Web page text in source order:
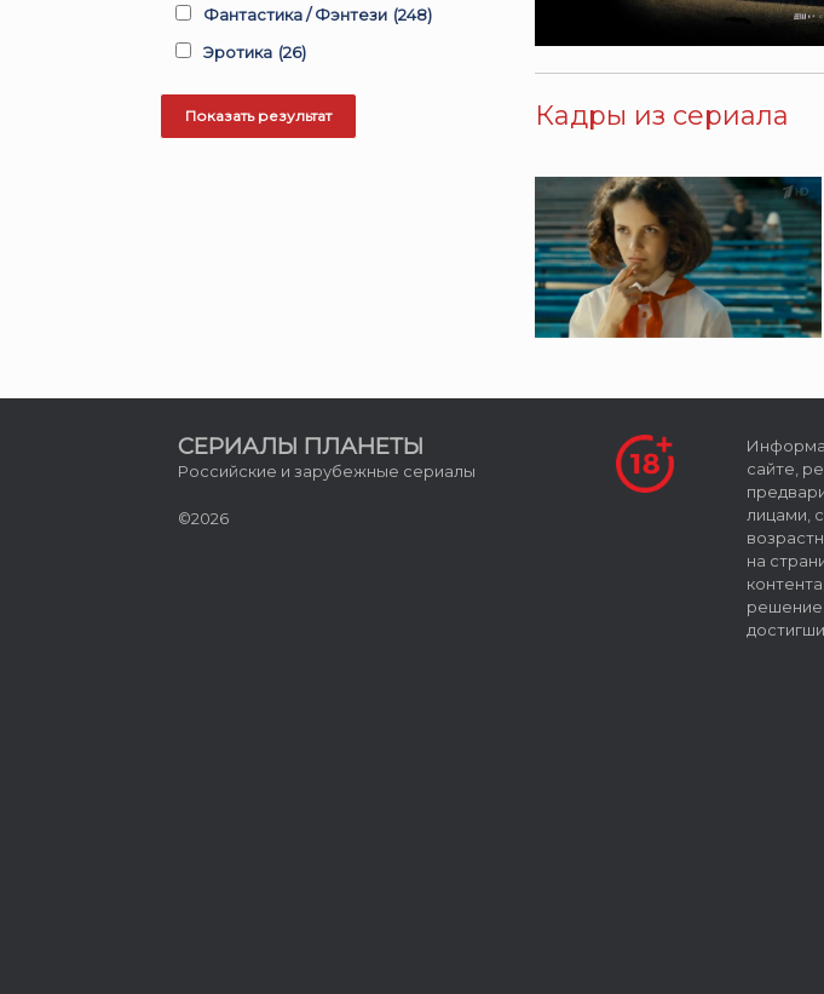
Кадры из сериала
Фантастика / Фэнтези (248)
Эротика (26)
СЕРИАЛЫ ПЛАНЕТЫ
Российские и зарубежные сериалы
©2026
сайте,
лицами,
на
решение